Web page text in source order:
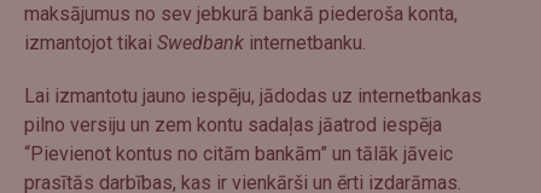
maksājumus no sev jebkurā bankā piederoša konta,
izmantojot tikai Swedbank internetbanku.
Lai izmantotu jauno iespēju, jādodas uz internetbankas
pilno versiju un zem kontu sadaļas jāatrod iespēja
“Pievienot kontus no citām bankām” un tālāk jāveic
prasītās darbības, kas ir vienkārši un ērti izdarāmas.